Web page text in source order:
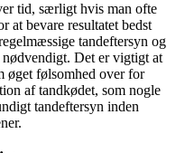
tid, særligt hvis man ofte
at bevare resultatet bedst
tandeftersyn og
Det er vigtigt at
øget følsomhed over for
af tandkødet, som nogle
tandeftersyn inden